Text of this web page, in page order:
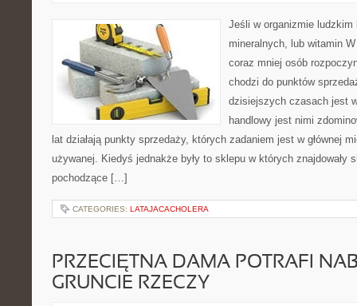
Jeśli w organizmie ludzkim
mineralnych, lub witamin
coraz mniej osób
chodzi do punktów
dzisiejszych czasach jest
handlowy jest nimi
lat działają punkty sprzedaży, których zadaniem jest w głównej
używanej. Kiedyś jednakże były to sklepu w których znajdowały
pochodzące […]
CATEGORIES: LATAJACACHOLERA
PRZECIĘTNA DAMA POTRAFI
GRUNCIE RZECZY